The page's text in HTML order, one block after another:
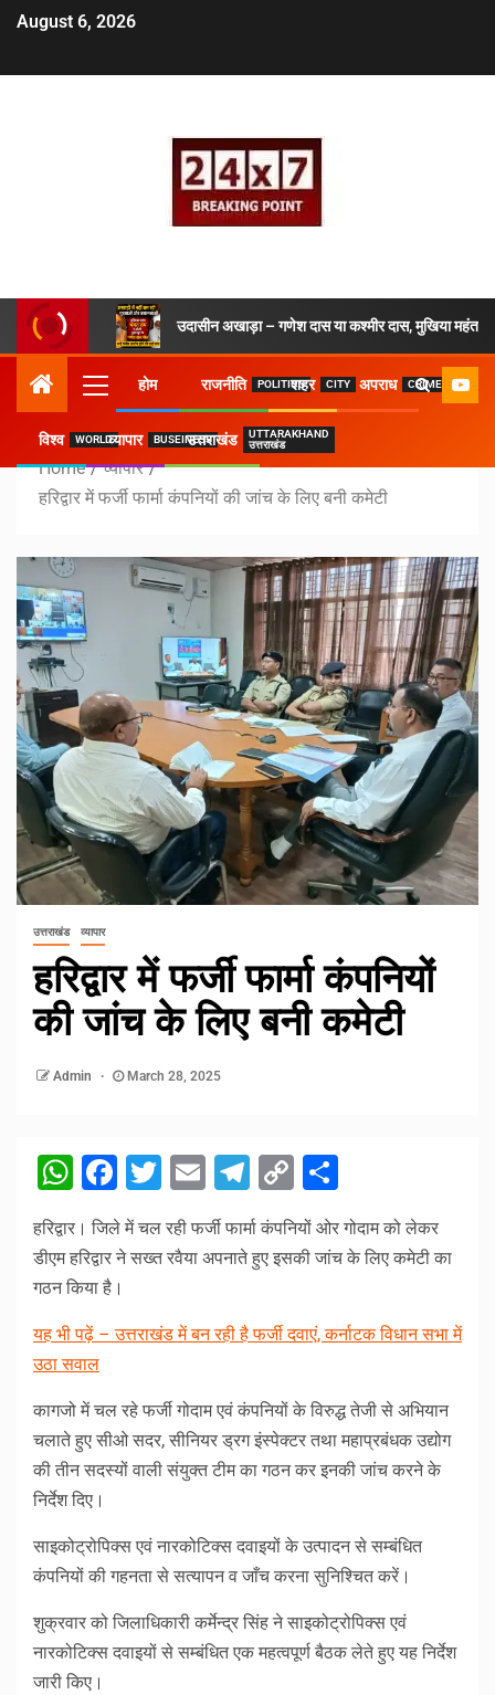
August 6, 2026
उदासीन अखाड़ा – गणेश दास या कश्मीर दास, मुखिया महंत ने
होम राजनीति POLITICSशहर CITY अपराध CRIME
विश्व WORLDव्यापार BUSEINESSउत्तराखंड
UTTARAKHAND
उत्तराखंड
Home
व्यापार
हरिद्वार में फर्जी फार्मा कंपनियों की जांच के लिए बनी कमेटी
उत्तराखंड व्यापार
हरिद्वार में फर्जी फार्मा कंपनियों
की जांच के लिए बनी कमेटी
Admin March 28, 2025
WhatsApp
Facebook
Twitter
EmailTelegram
Copy
Link
हरिद्वार। जिले में चल रही फर्जी फार्मा कंपनियों ओर गोदाम को लेकर
डीएम हरिद्वार ने सख्त रवैया अपनाते हुए इसकी जांच के लिए कमेटी का
गठन किया है।
यह भी पढ़ें – उत्तराखंड में बन रही है फर्जी दवाएं, कर्नाटक विधान सभा में
उठा सवाल
कागजो में चल रहे फर्जी गोदाम एवं कंपनियों के विरुद्ध तेजी से अभियान
चलाते हुए सीओ सदर, सीनियर ड्रग इंस्पेक्टर तथा महाप्रबंधक उद्योग
की तीन सदस्यों वाली संयुक्त टीम का गठन कर इनकी जांच करने के
निर्देश दिए।
साइकोट्रोपिक्स एवं नारकोटिक्स दवाइयों के उत्पादन से सम्बंधित
कंपनियों की गहनता से सत्यापन व जाँच करना सुनिश्चित करें।
शुक्रवार को जिलाधिकारी कर्मेन्द्र सिंह ने साइकोट्रोपिक्स एवं
नारकोटिक्स दवाइयों से सम्बंधित एक महत्वपूर्ण बैठक लेते हुए यह निर्देश
जारी किए।